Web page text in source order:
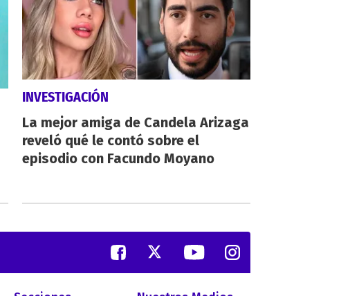
INVESTIGACIÓN
La mejor amiga de Candela Arizaga
reveló qué le contó sobre el
episodio con Facundo Moyano